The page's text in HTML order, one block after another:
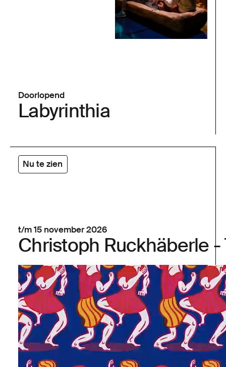
Doorlopend
Labyrinthia
Nu te zien
t/m 15 november 2026
Christoph Ruckhäberle